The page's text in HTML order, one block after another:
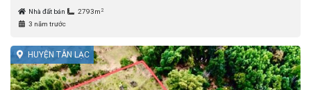
Nhà đất bán 2793m 2
3 năm trước
HUYỆN TÂN LẠC